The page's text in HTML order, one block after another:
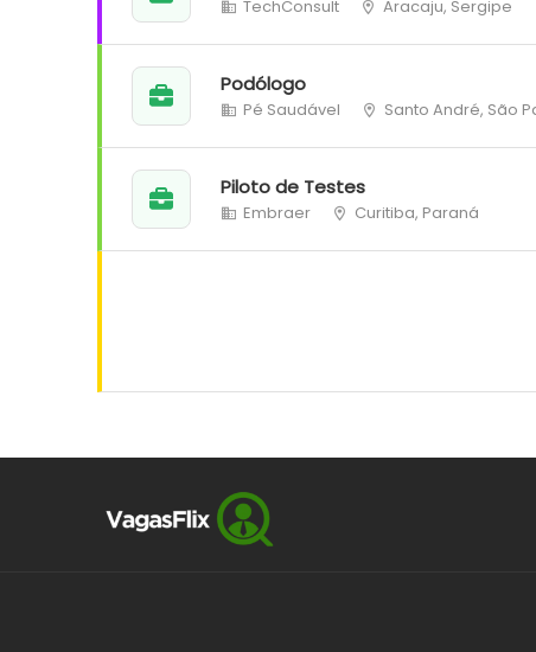
TechConsult Aracaju, Sergipe
Podólogo
Pé Saudável Santo André, São
Piloto de Testes
Embraer Curitiba, Paraná